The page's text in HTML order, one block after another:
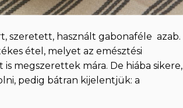
szeretett, használt gabonaféle azab.
étel, melyet az emésztési
megszerettek mára. De hiába sikere,
pedig bátran kijelentjük: a